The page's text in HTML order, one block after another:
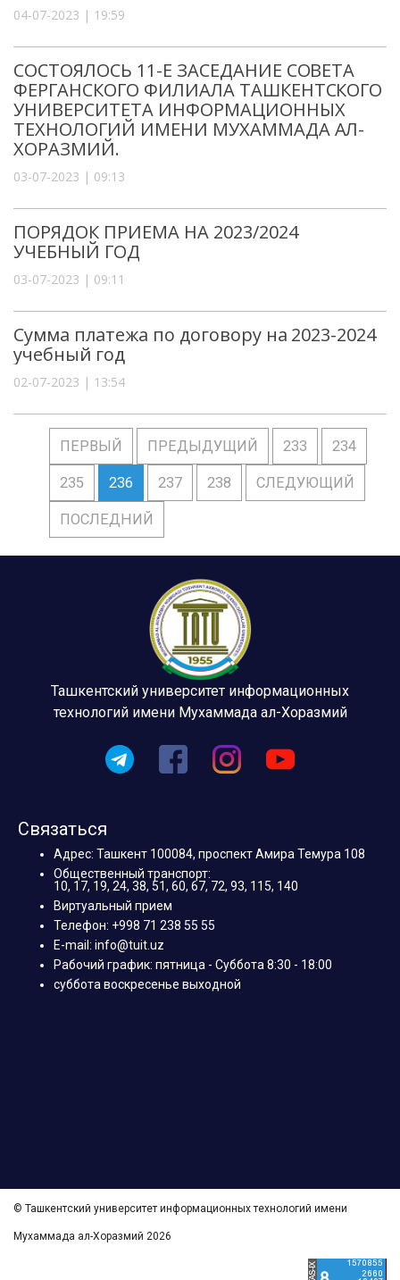
04-07-2023 | 19:59
СОСТОЯЛОСЬ 11-Е ЗАСЕДАНИЕ СОВЕТА
ФЕРГАНСКОГО ФИЛИАЛА ТАШКЕНТСКОГО
УНИВЕРСИТЕТА ИНФОРМАЦИОННЫХ
ТЕХНОЛОГИЙ ИМЕНИ МУХАММАДА АЛ-
ХОРАЗМИЙ.
03-07-2023 | 09:13
ПОРЯДОК ПРИЕМА НА 2023/2024
УЧЕБНЫЙ ГОД
03-07-2023 | 09:11
Сумма платежа по договору на 2023-2024
учебный год
02-07-2023 | 13:54
ПЕРВЫЙ ПРЕДЫДУЩИЙ 233 234
235 236 237 238 СЛЕДУЮЩИЙ
ПОСЛЕДНИЙ
Ташкентский университет информационных
технологий имени Мухаммада ал-Хоразмий
Связаться
Адрес: Ташкент 100084, проспект Амира Темура 108
Общественный транспорт:
10, 17, 19, 24, 38, 51, 60, 67, 72, 93, 115, 140
Виртуальный прием
Телефон: +998 71 238 55 55
E-mail: info@tuit.uz
Рабочий график: пятница - Суббота 8:30 - 18:00
суббота воскресенье выходной
© Ташкентский университет информационных технологий имени
Мухаммада ал-Хоразмий 2026